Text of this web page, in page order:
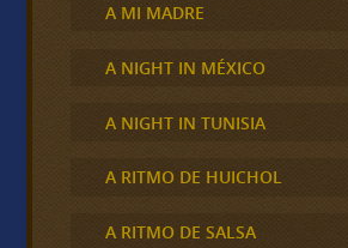
A MI MADRE
A NIGHT IN MÉXICO
A NIGHT IN TUNISIA
A RITMO DE HUICHOL
A RITMO DE SALSA